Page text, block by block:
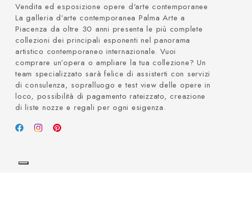
Vendita ed esposizione opere d'arte contemporanee
La galleria d’arte contemporanea Palma Arte a
Piacenza da oltre 30 anni presenta le più complete
collezioni dei principali esponenti nel panorama
artistico contemporaneo internazionale. Vuoi
comprare un’opera o ampliare la tua collezione? Un
team specializzato sarà felice di assisterti con servizi
di consulenza, sopralluogo e test view delle opere in
loco, possibilità di pagamento rateizzato, creazione
di liste nozze e regali per ogni esigenza.